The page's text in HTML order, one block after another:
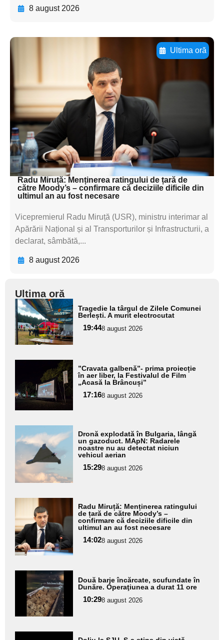
8 august 2026
Ultima oră
Adaugă aici textul pentru
subtitluAdaugă aici
textul pentru
subtitluAdaugă aici
textul pentru
subtitluAdaugă aici
textul pentru subti
Radu Miruță: Menținerea ratingului de țară de
către Moody’s – confirmare că deciziile dificile din
ultimul an au fost necesare
Vicepremierul Radu Miruță (USR), ministru interimar al
Apărării Național și al Transporturilor și Infrastructurii, a
declarat, sâmbătă,...
8 august 2026
Ultima oră
Adaugă
aici textul
pentru
subtitlu
Tragedie la târgul de Zilele Comunei
Berlești. A murit electrocutat
19:448 august 2026
Adaugă
aici textul
pentru
subtitlu
”Cravata galbenă”- prima proiecție
în aer liber, la Festivalul de Film
„Acasă la Brâncuși”
17:168 august 2026
Adaugă
aici textul
pentru
subtitlu
Dronă explodată în Bulgaria, lângă
un gazoduct. MApN: Radarele
noastre nu au detectat niciun
vehicul aerian
15:298 august 2026
Adaugă
aici textul
pentru
subtitlu
Radu Miruță: Menținerea ratingului
de țară de către Moody’s –
confirmare că deciziile dificile din
ultimul an au fost necesare
14:028 august 2026
Adaugă
aici textul
pentru
subtitlu
Două barje încărcate, scufundate în
Dunăre. Operaţiunea a durat 11 ore
10:298 august 2026